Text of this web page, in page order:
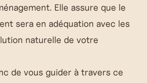
Elle assure que le
sera en adéquation avec les
naturelle de votre
de vous guider à travers ce